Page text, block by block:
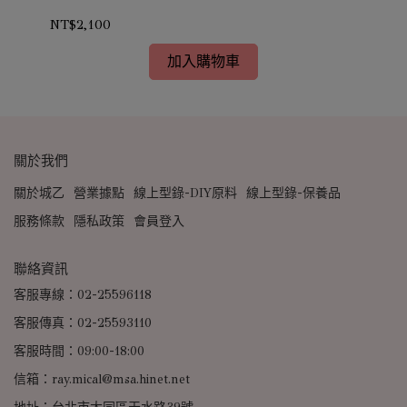
NT$2,100
加入購物車
關於我們
關於城乙 營業據點 線上型錄-DIY原料 線上型錄-保養品
服務條款
隱私政策 會員登入
聯絡資訊
客服專線：02-25596118
客服傳真：02-25593110
客服時間：09:00-18:00
信箱：ray.mical@msa.hinet.net